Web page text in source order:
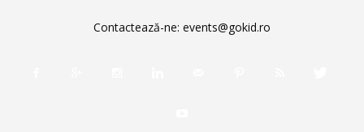
Contactează-ne: events@gokid.ro